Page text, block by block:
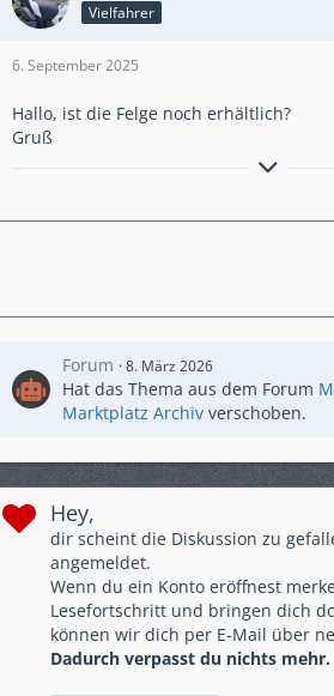
Vielfahrer
6. September 2025
Hallo, ist die Felge noch erhältlich?
Gruß
Forum 8. März 2026
Hat das Thema aus dem Forum
Marktplatz Archiv verschoben.
Hey,
dir scheint die Diskussion zu
angemeldet.
Wenn du ein Konto eröffnest
Lesefortschritt und bringen dich
können wir dich per E-Mail über
Dadurch verpasst du nichts mehr.